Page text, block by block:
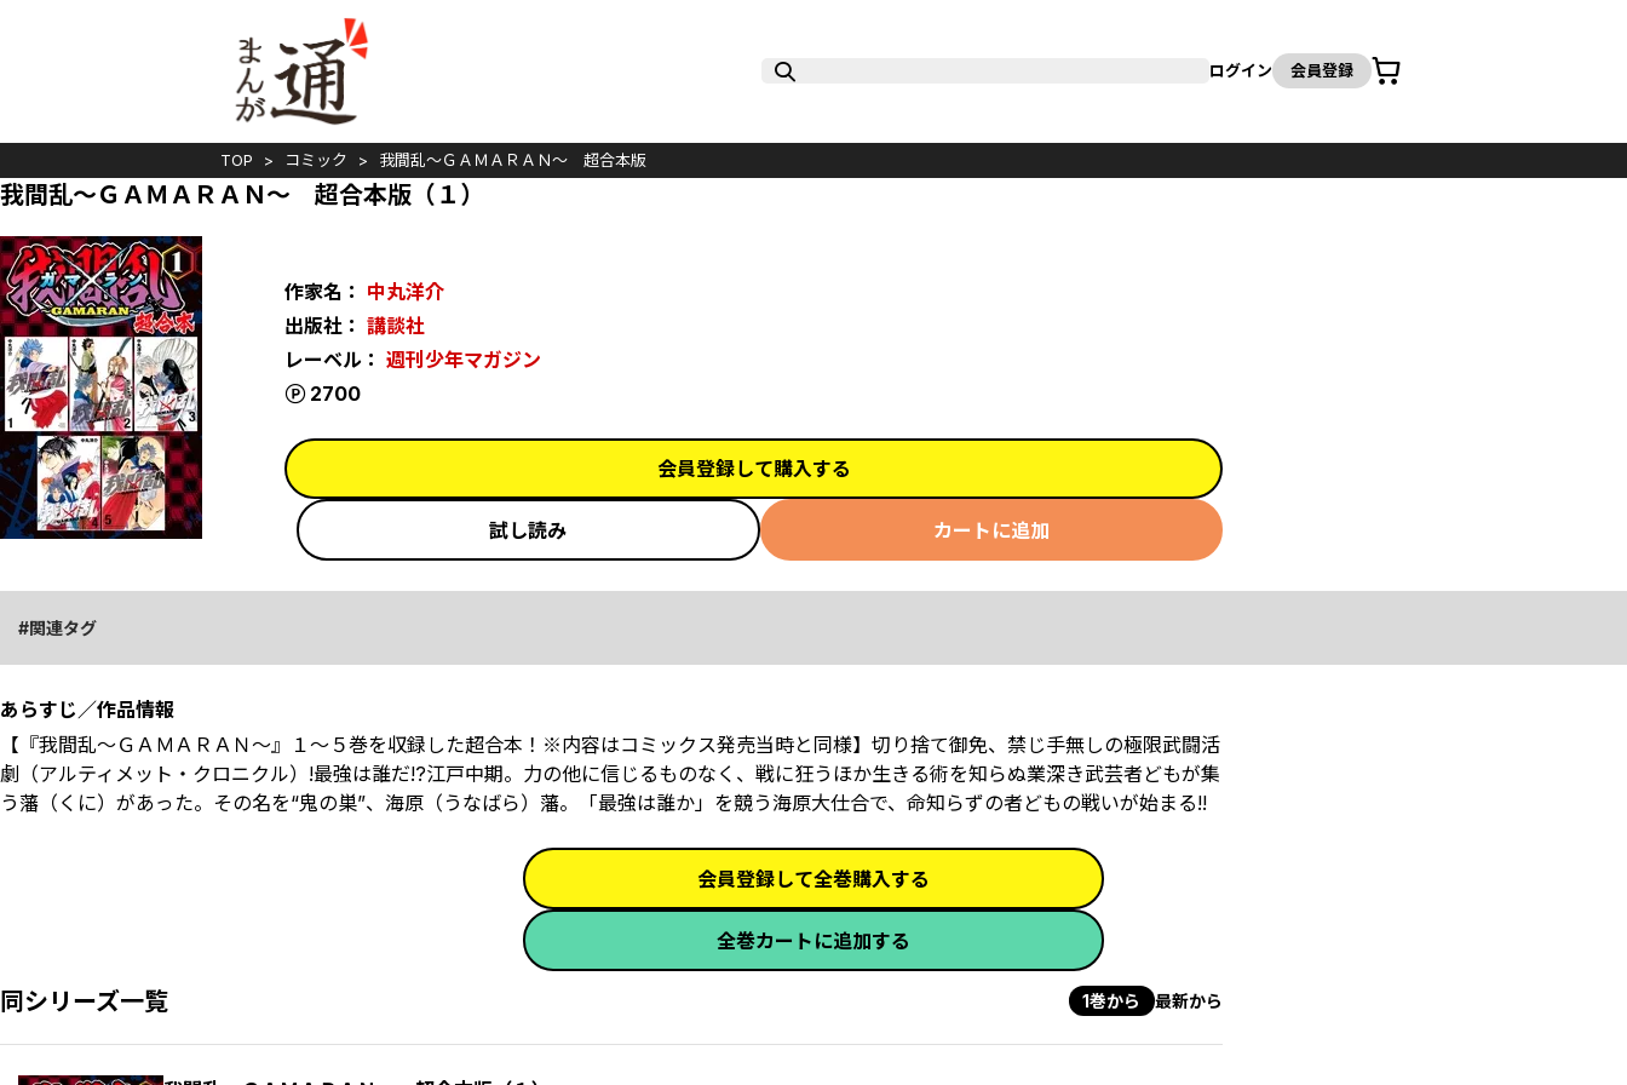
ログイン 会員登録
カート
TOP コミック 我間乱～ＧＡＭＡＲＡＮ～ 超合本版
我間乱～ＧＡＭＡＲＡＮ～ 超合本版（１）
作家名： 中丸洋介
出版社： 講談社
レーベル： 週刊少年マガジン
2700
会員登録して購入する
試し読み カートに追加
関連タグ
あらすじ／作品情報
【『我間乱～ＧＡＭＡＲＡＮ～』１～５巻を収録した超合本！※内容はコミックス発売当時と同様】切り捨て御免、禁じ手無しの極限武闘活
劇（アルティメット・クロニクル）!最強は誰だ!?――江戸中期。力の他に信じるものなく、戦に狂うほか生きる術を知らぬ業深き武芸者どもが集
う藩（くに）があった。その名を“鬼の巣”、海原（うなばら）藩――。「最強は誰か」を競う海原大仕合で、命知らずの者どもの戦いが始まる!!
会員登録して全巻購入する
全巻カートに追加する
同シリーズ一覧 1巻から 最新から